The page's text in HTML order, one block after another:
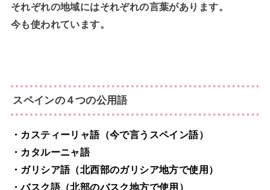
それぞれの地域にはそれぞれの言葉があります。
今も使われています。
スペインの４つの公用語
・カスティーリャ語（今で言うスペイン語）
・カタルーニャ語
・ガリシア語（北西部のガリシア地方で使用）
・バスク語（北部のバスク地方で使用）